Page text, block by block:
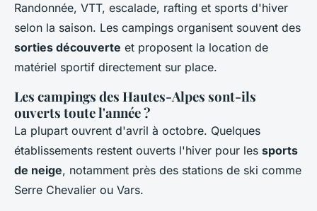
Randonnée, VTT, escalade, rafting et sports d'hiver
selon la saison. Les campings organisent souvent des
sorties découverte et proposent la location de
matériel sportif directement sur place.
Les campings des Hautes-Alpes sont-ils
ouverts toute l'année ?
La plupart ouvrent d'avril à octobre. Quelques
établissements restent ouverts l'hiver pour les sports
de neige, notamment près des stations de ski comme
Serre Chevalier ou Vars.